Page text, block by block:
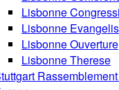
Lisbonne
Lisbonne
Lisbonne Ouverture
Lisbonne Therese